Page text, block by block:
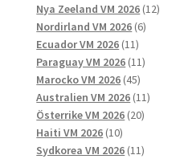
produkter
Nya Zeeland VM 2026 1212
Nordirland VM 2026 66
Ecuador VM 2026 1111
produkter
Paraguay VM 2026 1111
Marocko VM 2026 4545
produkter
Australien VM 2026 1111
Österrike VM 2026 2020
Haiti VM 2026 1010
produkter
Sydkorea VM 2026 1111